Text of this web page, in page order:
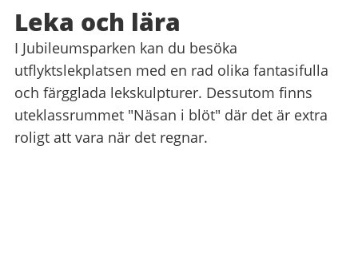
Leka och lära
I Jubileumsparken kan du besöka
utflyktslekplatsen med en rad olika fantasifulla
och färgglada lekskulpturer. Dessutom finns
uteklassrummet "Näsan i blöt" där det är extra
roligt att vara när det regnar.